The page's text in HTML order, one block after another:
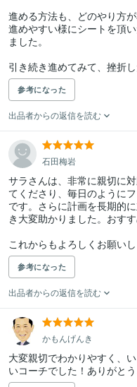
進める方法も、どのやり方
進めやすい様にシートを頂
ました。
引き続き進めてみて、挫折
参考になった
出品者からの返信を読む
石田梅岩
サラさんは、非常に親切に
てくださり、毎日のように
です。さらに計画を長期的
き大変助かりました。おすす
参考になった
出品者からの返信を読む
かもんげんき
大変親切でわかりやすく、
いコーチでした！ありがと